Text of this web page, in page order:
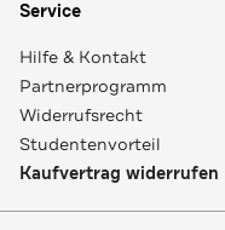
Service
Hilfe & Kontakt
Partnerprogramm
Widerrufsrecht
Studentenvorteil
Kaufvertrag widerrufen